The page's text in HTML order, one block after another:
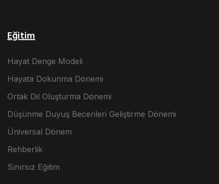
Eğitim
Hayat Denge Modeli
Hayata Dokunma Dönemi
Ortak Dil Oluşturma Dönemi
Düşünme Duyuş Becerileri Geliştirme Dönemi
Üniversal Dönem
Rehberlik
Sınırsız Eğitim